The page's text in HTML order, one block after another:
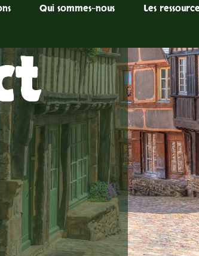
Qui sommes-nous Les